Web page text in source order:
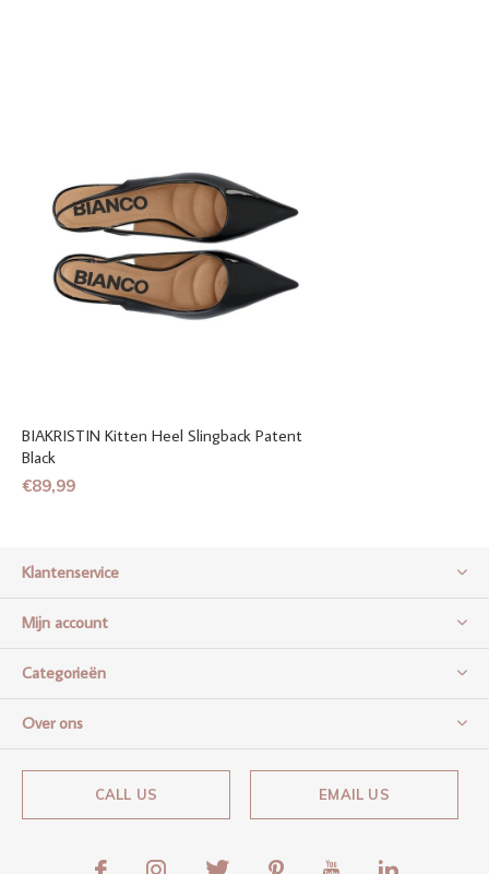
BIAKRISTIN Kitten Heel Slingback Patent
Black
€89,99
Klantenservice
Mijn account
Categorieën
Over ons
CALL US EMAIL US